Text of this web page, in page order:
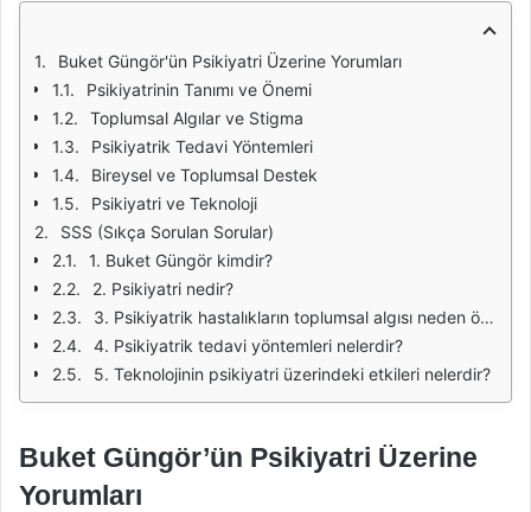
Buket Güngör'ün Psikiyatri Üzerine Yorumları
Psikiyatrinin Tanımı ve Önemi
Toplumsal Algılar ve Stigma
Psikiyatrik Tedavi Yöntemleri
Bireysel ve Toplumsal Destek
Psikiyatri ve Teknoloji
SSS (Sıkça Sorulan Sorular)
1. Buket Güngör kimdir?
2. Psikiyatri nedir?
3. Psikiyatrik hastalıkların toplumsal algısı neden önemlidir?
4. Psikiyatrik tedavi yöntemleri nelerdir?
5. Teknolojinin psikiyatri üzerindeki etkileri nelerdir?
Buket Güngör’ün Psikiyatri Üzerine
Yorumları